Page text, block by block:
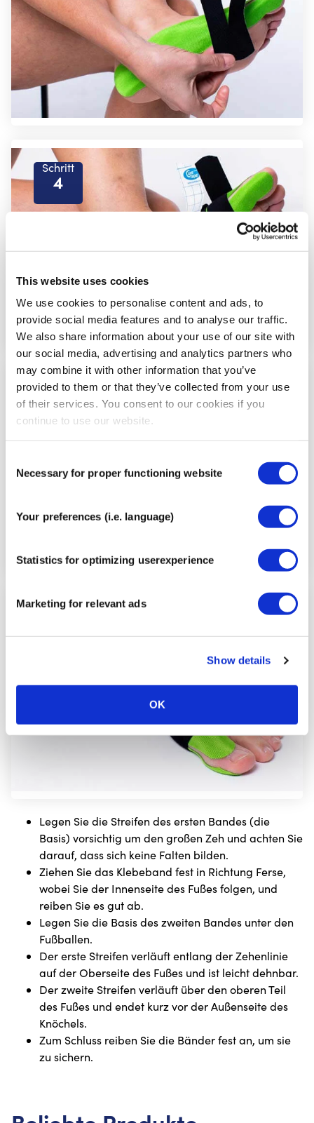
This website uses cookies
We use cookies to personalise content and ads, to
provide social media features and to analyse our traffic.
We also share information about your use of our site with
our social media, advertising and analytics partners who
may combine it with other information that you’ve
provided to them or that they’ve collected from your use
of their services. You consent to our cookies if you
continue to use our website.
Selection
Necessary for proper functioning website
Your preferences (i.e. language)
Statistics for optimizing userexperience
Marketing for relevant ads
Show details
OK
Schritt
4
Schritt
5
6
Legen Sie die Streifen des ersten Bandes (die
Basis) vorsichtig um den großen Zeh und achten Sie
darauf, dass sich keine Falten bilden.
Ziehen Sie das Klebeband fest in Richtung Ferse,
wobei Sie der Innenseite des Fußes folgen, und
reiben Sie es gut ab.
Legen Sie die Basis des zweiten Bandes unter den
Fußballen.
Der erste Streifen verläuft entlang der Zehenlinie
auf der Oberseite des Fußes und ist leicht dehnbar.
Der zweite Streifen verläuft über den oberen Teil
des Fußes und endet kurz vor der Außenseite des
Knöchels.
Zum Schluss reiben Sie die Bänder fest an, um sie
zu sichern.